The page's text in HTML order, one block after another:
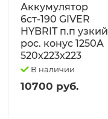
Аккумулятор
6ст-190 GIVER
HYBRIT п.п узкий
рос. конус 1250А
520х223х223
В наличии
10700 руб.